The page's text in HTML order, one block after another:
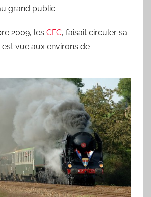
v
i
n
grand public.
2009, les CFC, faisait circuler sa
est vue aux environs de